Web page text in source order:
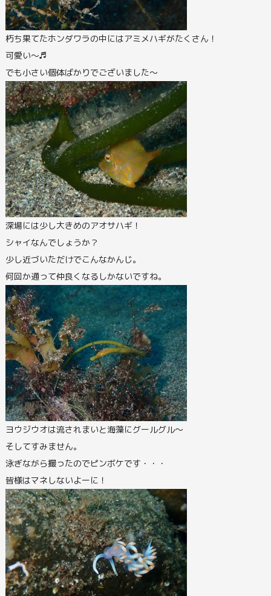
朽ち果てたホンダワラの中にはアミメハギがたくさん！
可愛い～♬
でも小さい個体ばかりでございました～
深場には少し大きめのアオサハギ！
シャイなんでしょうか？
少し近づいただけでこんなかんじ。
何回か通って仲良くなるしかないですね。
ヨウジウオは流されまいと海藻にグールグル～
そしてすみません。
泳ぎながら撮ったのでピンボケです・・・
皆様はマネしないよーに！